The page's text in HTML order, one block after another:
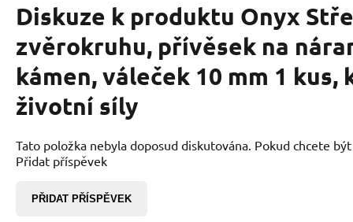
Diskuze k produktu Onyx
zvěrokruhu, přívěsek na
kámen, váleček 10 mm 1 kus,
životní síly
Tato položka nebyla doposud diskutována. Pokud chcete
Přidat příspěvek
PŘIDAT PŘÍSPĚVEK